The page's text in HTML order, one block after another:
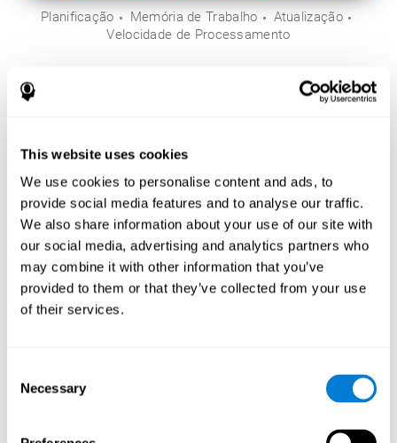
This website uses cookies
We use cookies to personalise content and ads, to
provide social media features and to analyse our traffic.
We also share information about your use of our site with
our social media, advertising and analytics partners who
may combine it with other information that you’ve
provided to them or that they’ve collected from your use
of their services.
Selection
Necessary
Planificação Memória de Trabalho
Atualização
Velocidade de Processamento